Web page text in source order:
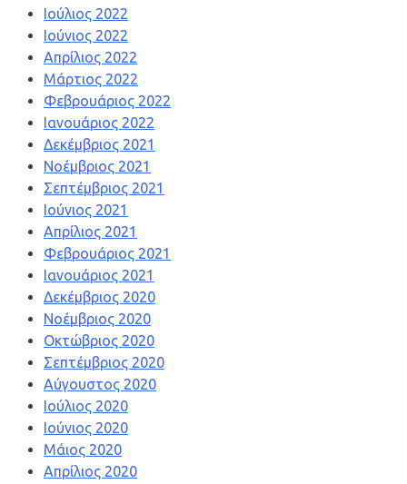
Ιούλιος 2022
Ιούνιος 2022
Απρίλιος 2022
Μάρτιος 2022
Φεβρουάριος 2022
Ιανουάριος 2022
Δεκέμβριος 2021
Νοέμβριος 2021
Σεπτέμβριος 2021
Ιούνιος 2021
Απρίλιος 2021
Φεβρουάριος 2021
Ιανουάριος 2021
Δεκέμβριος 2020
Νοέμβριος 2020
Οκτώβριος 2020
Σεπτέμβριος 2020
Αύγουστος 2020
Ιούλιος 2020
Ιούνιος 2020
Μάιος 2020
Απρίλιος 2020